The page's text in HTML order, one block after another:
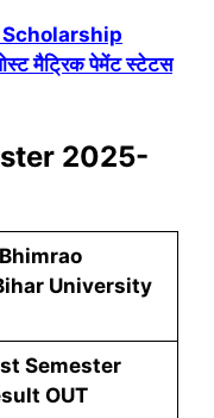
मैट्रिक पेमेंट स्टेटस
2025-
University
Semester
OUT